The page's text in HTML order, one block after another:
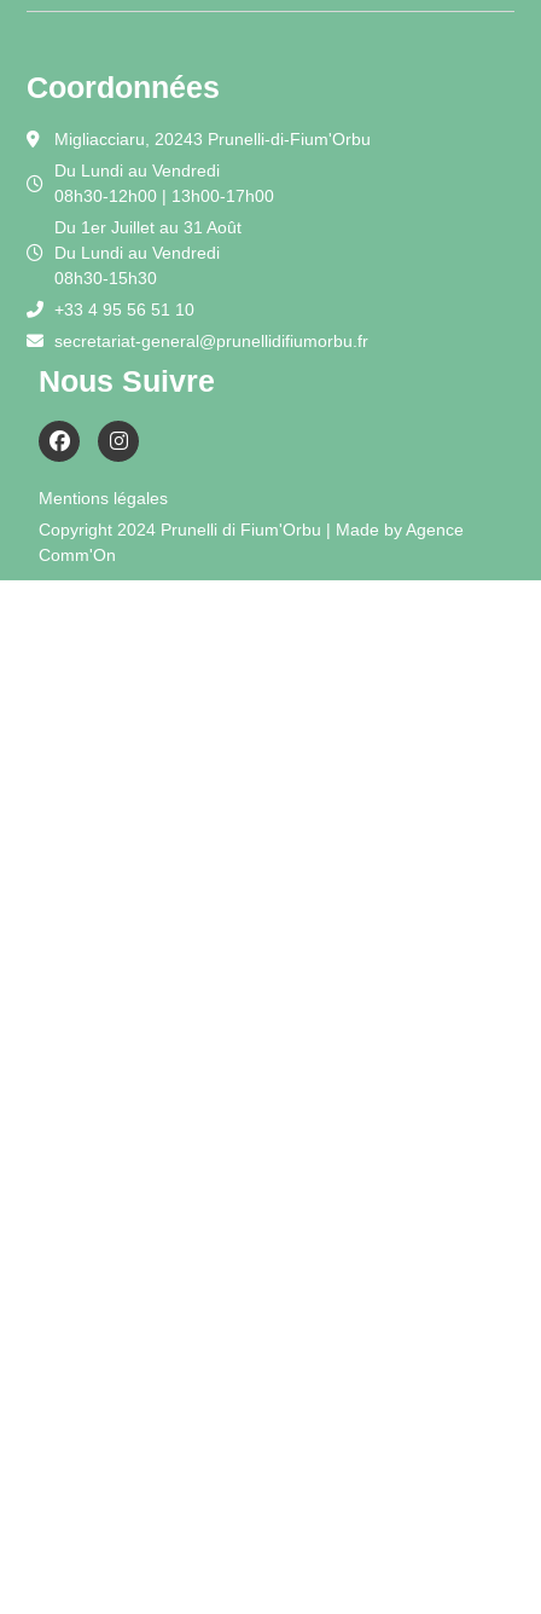
Coordonnées
Migliacciaru, 20243 Prunelli-di-Fium'Orbu
Du Lundi au Vendredi
08h30-12h00 | 13h00-17h00
Du 1er Juillet au 31 Août
Du Lundi au Vendredi
08h30-15h30
+33 4 95 56 51 10
secretariat-general@prunellidifiumorbu.fr
Nous Suivre
Mentions légales
Copyright 2024 Prunelli di Fium'Orbu | Made by Agence
Comm'On